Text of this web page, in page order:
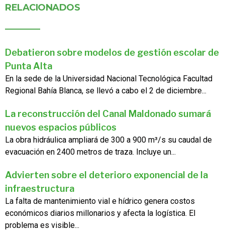
RELACIONADOS
Debatieron sobre modelos de gestión escolar de
Punta Alta
En la sede de la Universidad Nacional Tecnológica Facultad
Regional Bahía Blanca, se llevó a cabo el 2 de diciembre...
La reconstrucción del Canal Maldonado sumará
nuevos espacios públicos
La obra hidráulica ampliará de 300 a 900 m³/s su caudal de
evacuación en 2400 metros de traza. Incluye un...
Advierten sobre el deterioro exponencial de la
infraestructura
La falta de mantenimiento vial e hídrico genera costos
económicos diarios millonarios y afecta la logística. El
problema es visible...